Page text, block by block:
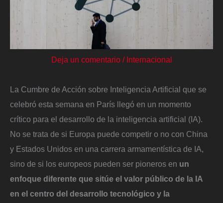
Deja un comentario / Internacional
La Cumbre de Acción sobre Inteligencia Artificial que se
celebró esta semana en París llegó en un momento
crítico para el desarrollo de la inteligencia artificial (IA).
No se trata de si Europa puede competir o no con China
y Estados Unidos en una carrera armamentística de IA,
sino de si los europeos pueden ser pioneros en un
enfoque diferente que sitúe el valor público de la IA
en el centro del desarrollo tecnológico y la